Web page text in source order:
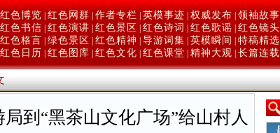
红色博览 红色网群 作者专栏 英模事迹 权威发布 领袖故事
红色书信 红色演讲 红色景区 红色诗词 红色歌谣 红色镜头
红色格言 绿色景区 红色精神 导游词集 英模瞬间 特稿精选
红色日历 红色图库 红色文化 红色课堂 精神大观 长篇连载
到“黑茶山文化广场”给山村人